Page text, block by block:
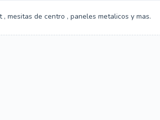
mesitas de centro , paneles metalicos y mas.